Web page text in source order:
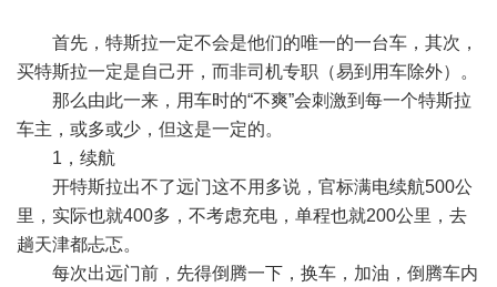
首先，特斯拉一定不会是他们的唯一的一台车，其次，
买特斯拉一定是自己开，而非司机专职（易到用车除外）。
那么由此一来，用车时的“不爽”会刺激到每一个特斯拉
车主，或多或少，但这是一定的。
1，续航
开特斯拉出不了远门这不用多说，官标满电续航500公
里，实际也就400多，不考虑充电，单程也就200公里，去
趟天津都忐忑。
每次出远门前，先得倒腾一下，换车，加油，倒腾车内